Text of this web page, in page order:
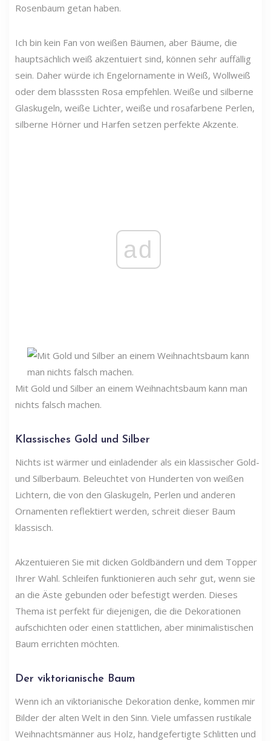
Rosenbaum getan haben.
Ich bin kein Fan von weißen Bäumen, aber Bäume, die
hauptsächlich weiß akzentuiert sind, können sehr auffällig
sein. Daher würde ich Engelornamente in Weiß, Wollweiß
oder dem blasssten Rosa empfehlen. Weiße und silberne
Glaskugeln, weiße Lichter, weiße und rosafarbene Perlen,
silberne Hörner und Harfen setzen perfekte Akzente.
ad
Mit Gold und Silber an einem Weihnachtsbaum kann man
nichts falsch machen.
Klassisches Gold und Silber
Nichts ist wärmer und einladender als ein klassischer Gold-
und Silberbaum. Beleuchtet von Hunderten von weißen
Lichtern, die von den Glaskugeln, Perlen und anderen
Ornamenten reflektiert werden, schreit dieser Baum
klassisch.
Akzentuieren Sie mit dicken Goldbändern und dem Topper
Ihrer Wahl. Schleifen funktionieren auch sehr gut, wenn sie
an die Äste gebunden oder befestigt werden. Dieses
Thema ist perfekt für diejenigen, die die Dekorationen
aufschichten oder einen stattlichen, aber minimalistischen
Baum errichten möchten.
Der viktorianische Baum
Wenn ich an viktorianische Dekoration denke, kommen mir
Bilder der alten Welt in den Sinn. Viele umfassen rustikale
Weihnachtsmänner aus Holz, handgefertigte Schlitten und